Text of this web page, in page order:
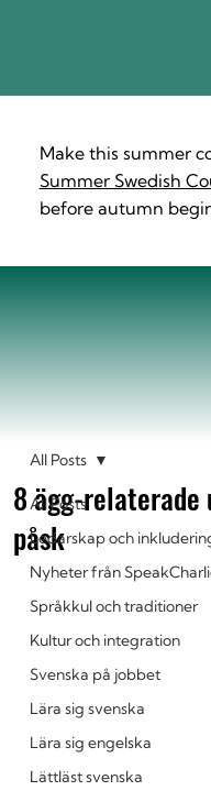
Make this summer
Summer Swedish
before autumn
All Posts
Ledarskap och
Nyheter från
Språkkul och traditioner
Kultur och integration
Svenska på jobbet
Lära sig svenska
Lära sig engelska
Lättläst svenska
All Posts
8 ägg-
påsk